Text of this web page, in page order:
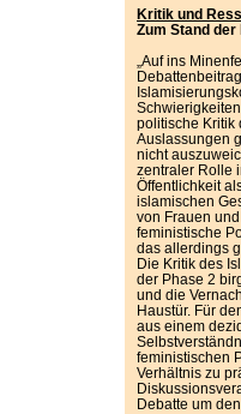
Kritik und
Zum Stand der
„Auf ins
politische Kritik
Auslassungen
nicht
zentraler Rolle
Öffentlichkeit
islamischen
von Frauen
feministische
das allerdings
Die Kritik des
der Phase 2
und die
Haustür. Für
aus einem
feministischen
Verhältnis zu
Debatte um